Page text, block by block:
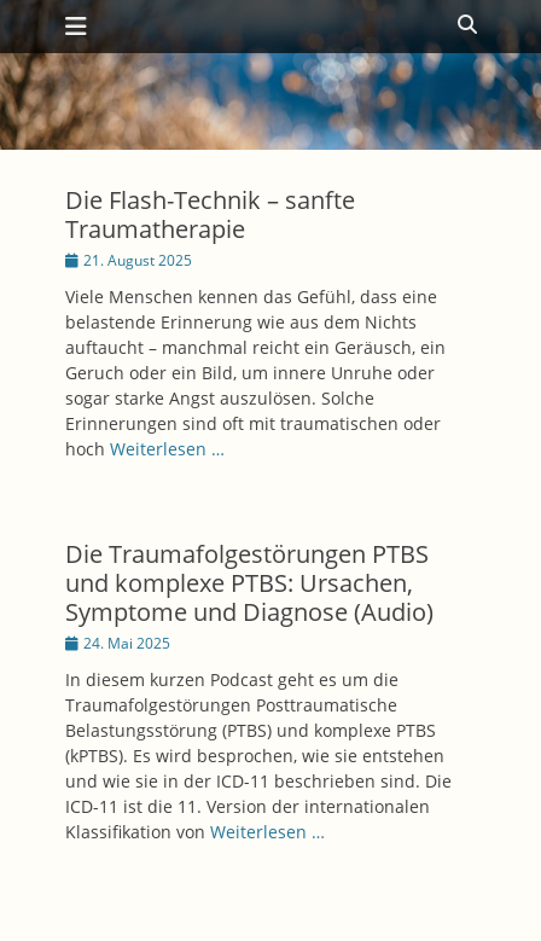
Zum
Inhalt
springen
Primäres Menü
Die Flash-Technik – sanfte
Traumatherapie
Posted
21. August 2025
Viele Menschen kennen das Gefühl, dass eine
belastende Erinnerung wie aus dem Nichts
auftaucht – manchmal reicht ein Geräusch, ein
Geruch oder ein Bild, um innere Unruhe oder
sogar starke Angst auszulösen. Solche
Erinnerungen sind oft mit traumatischen oder
hoch Weiterlesen …
Die Traumafolgestörungen PTBS
und komplexe PTBS: Ursachen,
Symptome und Diagnose (Audio)
Posted
24. Mai 2025
In diesem kurzen Podcast geht es um die
Traumafolgestörungen Posttraumatische
Belastungsstörung (PTBS) und komplexe PTBS
(kPTBS). Es wird besprochen, wie sie entstehen
und wie sie in der ICD-11 beschrieben sind. Die
ICD-11 ist die 11. Version der internationalen
Klassifikation von Weiterlesen …